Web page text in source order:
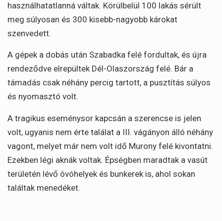
használhatatlanná váltak. Körülbelül 100 lakás sérült
meg súlyosan és 300 kisebb-nagyobb károkat
szenvedett.
A gépek a dobás után Szabadka felé fordultak, és újra
rendeződve elrepültek Dél-Olaszország felé. Bár a
támadás csak néhány percig tartott, a pusztítás súlyos
és nyomasztó volt.
A tragikus eseménysor kapcsán a szerencse is jelen
volt, ugyanis nem érte találat a III. vágányon álló néhány
vagont, melyet már nem volt idő Murony felé kivontatni.
Ezekben légi aknák voltak. Épségben maradtak a vasút
területén lévő óvóhelyek és bunkerek is, ahol sokan
találtak menedéket.